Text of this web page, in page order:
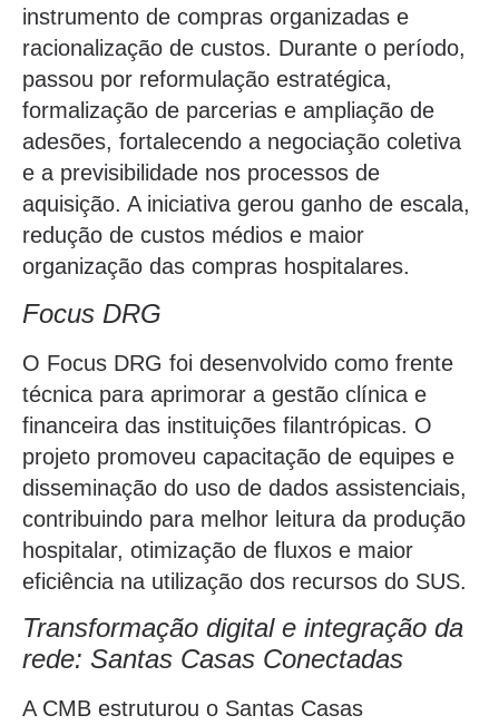
instrumento de compras organizadas e
racionalização de custos. Durante o período,
passou por reformulação estratégica,
formalização de parcerias e ampliação de
adesões, fortalecendo a negociação coletiva
e a previsibilidade nos processos de
aquisição. A iniciativa gerou ganho de escala,
redução de custos médios e maior
organização das compras hospitalares.
Focus DRG
O Focus DRG foi desenvolvido como frente
técnica para aprimorar a gestão clínica e
financeira das instituições filantrópicas. O
projeto promoveu capacitação de equipes e
disseminação do uso de dados assistenciais,
contribuindo para melhor leitura da produção
hospitalar, otimização de fluxos e maior
eficiência na utilização dos recursos do SUS.
Transformação digital e integração da
rede: Santas Casas Conectadas
A CMB estruturou o Santas Casas